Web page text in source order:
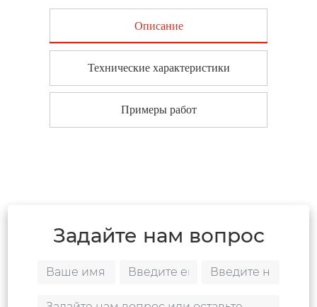
Описание
Технические характеристики
Примеры работ
Задайте нам вопрос